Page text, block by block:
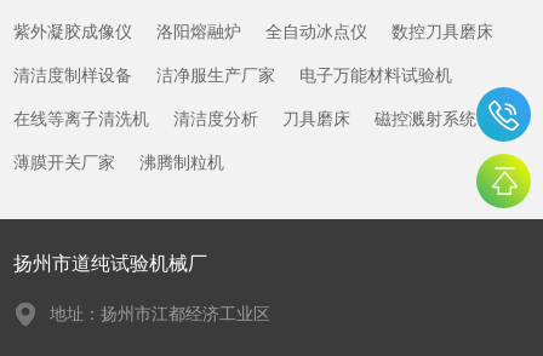
紫外凝胶成像仪 洛阳熔融炉 全自动冰点仪 数控刀具磨床
清洁度制样设备 洁净服生产厂家 电子万能材料试验机
在线等离子清洗机 清洁度分析 刀具磨床 磁控溅射系统
薄膜开关厂家 沸腾制粒机
扬州市道纯试验机械厂
地址：扬州市江都经济工业区